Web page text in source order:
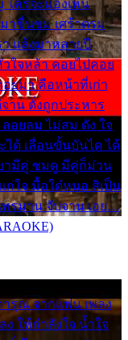
ใครจะมองเห็น
าขื่นขม เศร้าตรม
แล้งมาหลายปี
ใจหล้า คอยไปคอย
ยมา คือหน้าที่เก่า
าน ดั่งถูกประหาร
อยลม ไม่สม ดัง ใจ
ได้ เลื่อนขั้นบันได ได้
ขามีคู่ ซมดู มีคู่ก็ม่วน
ก่ใจ มื้อใด๋หนอ สิเป็น
ทรมาน จับจาน เอย…
รุณ จากแฟน เพลง
ง ให้กำลังใจ น้ำใจ